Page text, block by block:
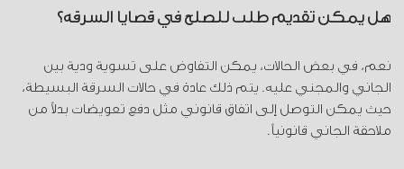
هل يمكن تقديم طلب للصلح في قضايا السرقة؟
نعم، في بعض الحالات، يمكن التفاوض على تسوية ودية بين
الجاني والمجني عليه. يتم ذلك عادة في حالات السرقة البسيطة،
حيث يمكن التوصل إلى اتفاق قانوني مثل دفع تعويضات بدلاً من
ملاحقة الجاني قانونياً.